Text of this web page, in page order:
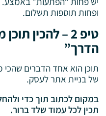
ופחות תוספות תשלום.
טיפ 2 – להכין
הדרך”
תוכן הוא אחד הדברים שהכי
של בניית אתר לעסק.
במקום לכתוב תוך כדי
תכין לכל עמוד שלד ברור.